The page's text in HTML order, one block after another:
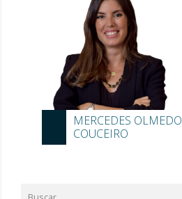
MERCEDES OLMEDO
COUCEIRO